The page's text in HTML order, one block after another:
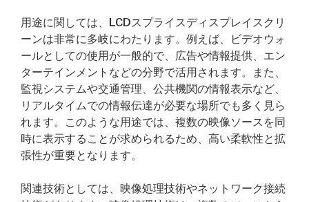
用途に関しては、LCDスプライスディスプレイスクリ
ーンは非常に多岐にわたります。例えば、ビデオウォ
ールとしての使用が一般的で、広告や情報提供、エン
ターテインメントなどの分野で活用されます。また、
監視システムや交通管理、公共機関の情報表示など、
リアルタイムでの情報伝達が必要な場所でも多く見ら
れます。このような用途では、複数の映像ソースを同
時に表示することが求められるため、高い柔軟性と拡
張性が重要となります。
関連技術としては、映像処理技術やネットワーク接続